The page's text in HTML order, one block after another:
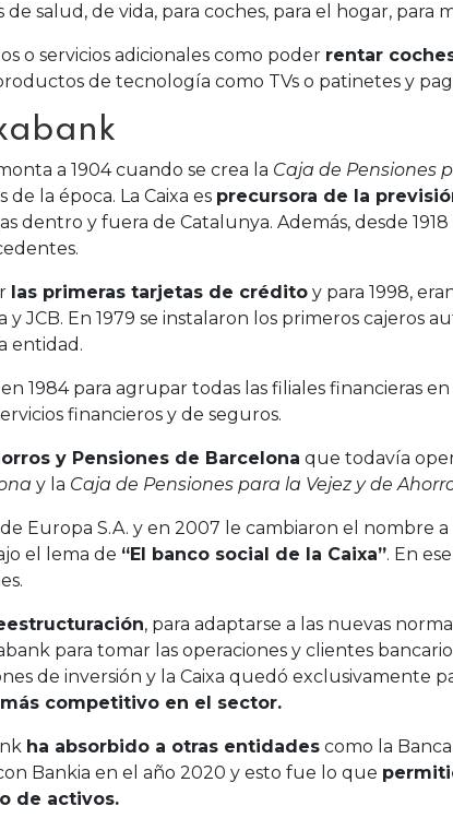
salud, de vida, para coches, para el hogar, para
o servicios adicionales como poder rentar
de tecnología como TVs o patinetes y
a 1904 cuando se crea la Caja de Pensiones
de la época. La Caixa es precursora de la
dentro y fuera de Catalunya. Además, desde
las primeras tarjetas de crédito y para 1998,
y JCB. En 1979 se instalaron los primeros cajeros
entidad.
1984 para agrupar todas las filiales financieras
financieros y de seguros.
y Pensiones de Barcelona que todavía
y la Caja de Pensiones para la Vejez y de
Europa S.A. y en 2007 le cambiaron el nombre
el lema de “El banco social de la Caixa”. En
, para adaptarse a las nuevas
para tomar las operaciones y clientes
de inversión y la Caixa quedó exclusivamente
competitivo en el sector.
ha absorbido a otras entidades como la
Bankia en el año 2020 y esto fue lo que
de activos.